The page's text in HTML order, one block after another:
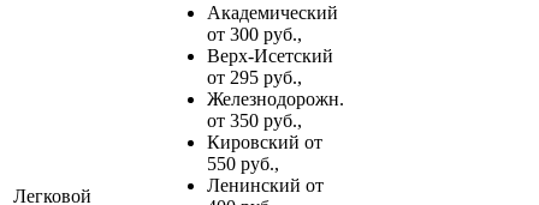
Легковой
Академический
от 300 руб.,
Верх-Исетский
от 295 руб.,
Железнодорожн.
от 350 руб.,
Кировский от
550 руб.,
Ленинский от